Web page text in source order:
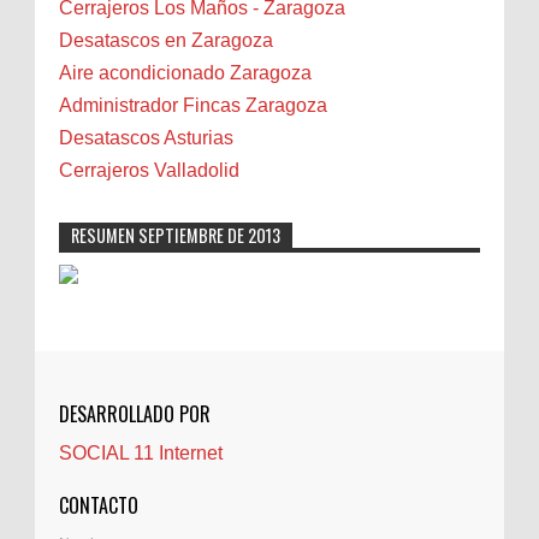
Biota
Camareta
Cáncer
Carmela Sauras
Carnavales
Castellón
Cerrajeros
Cocinas
Comentarios de la afición
Controller Zaragoza
Cerrajeros Los Maños - Zaragoza
Desatascos en Zaragoza
Aire acondicionado Zaragoza
Administrador Fincas Zaragoza
Desatascos Asturias
Cerrajeros Valladolid
RESUMEN SEPTIEMBRE DE 2013
DESARROLLADO POR
SOCIAL 11 Internet
CONTACTO